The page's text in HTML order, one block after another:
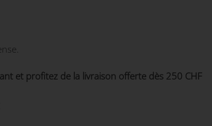
et profitez de la livraison offerte dès 250 CHF